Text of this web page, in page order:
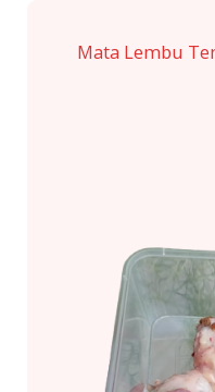
Mata Lembu